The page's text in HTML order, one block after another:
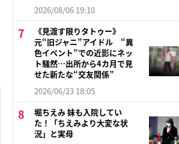
2026/08/06 19:10
《見渡す限りタトゥー》
元“旧ジャニ”アイドル “異
色イベント”での近影にネッ
ト騒然…出所から4カ月で見
せた新たな“交友関係”
2026/06/23 18:05
堀ちえみ 妹も入院してい
た！「ちえみより大変な状
況」と実母